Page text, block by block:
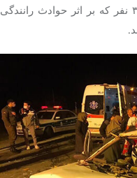
بهزاد غضنفری پور اظهار کرد: از این ۳۹۹ نفر که بر اثر حوادث رانندگی